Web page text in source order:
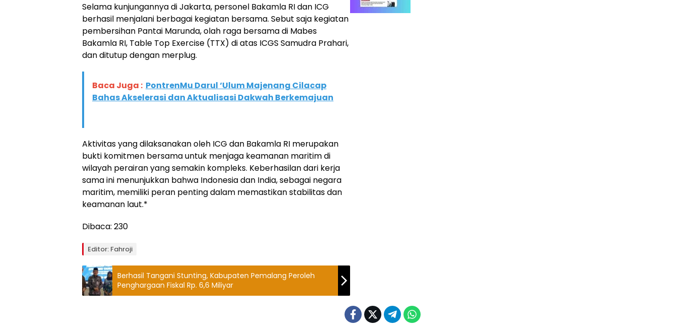
Selama kunjungannya di Jakarta, personel Bakamla RI dan ICG
berhasil menjalani berbagai kegiatan bersama. Sebut saja kegiatan
pembersihan Pantai Marunda, olah raga bersama di Mabes
Bakamla RI, Table Top Exercise (TTX) di atas ICGS Samudra Prahari,
dan ditutup dengan merplug.
Baca Juga : PontrenMu Darul ‘Ulum Majenang Cilacap
Bahas Akselerasi dan Aktualisasi Dakwah Berkemajuan
Aktivitas yang dilaksanakan oleh ICG dan Bakamla RI merupakan
bukti komitmen bersama untuk menjaga keamanan maritim di
wilayah perairan yang semakin kompleks. Keberhasilan dari kerja
sama ini menunjukkan bahwa Indonesia dan India, sebagai negara
maritim, memiliki peran penting dalam memastikan stabilitas dan
keamanan laut.*
Dibaca: 230
Editor: Fahroji
Berhasil Tangani Stunting, Kabupaten Pemalang Peroleh
Penghargaan Fiskal Rp. 6,6 Miliyar